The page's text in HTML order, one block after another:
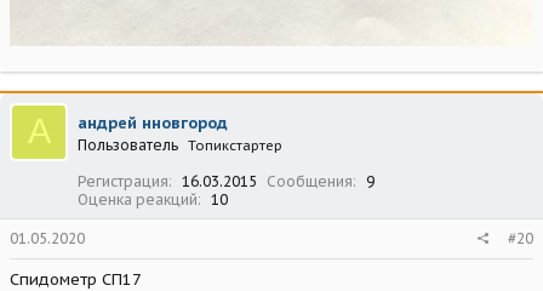
А андрей нновгород
Пользователь Топикстартер
Регистрация 16.03.2015 Сообщения
9
Оценка реакций
10
01.05.2020 #20
Спидометр СП17